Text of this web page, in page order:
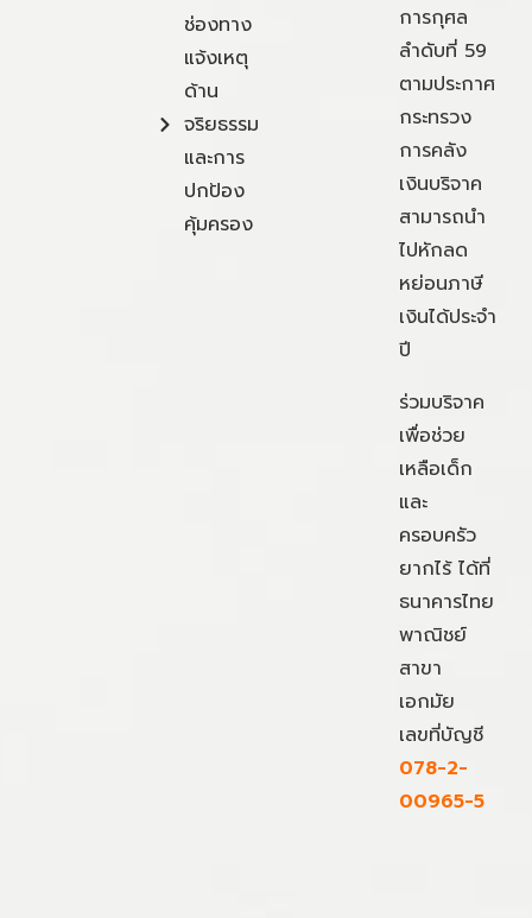
ช่องทาง
แจ้งเหตุ
ด้าน
จริยธรรม
และการ
ปกป้อง
คุ้มครอง
การกุศล
ลำดับที่ 59
ตามประกาศ
กระทรวง
การคลัง
เงินบริจาค
สามารถนำ
ไปหักลด
หย่อนภาษี
เงินได้ประจำ
ปี
ร่วมบริจาค
เพื่อช่วย
เหลือเด็ก
และ
ครอบครัว
ยากไร้ ได้ที่
ธนาคารไทย
พาณิชย์
สาขา
เอกมัย
เลขที่บัญชี
078-2-
00965-5